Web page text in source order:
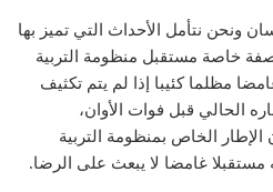
ونحن نتأمل الأحداث التي تميز بها
خاصة مستقبل منظومة التربية
مظلما كئيبا إذا لم يتم تكثيف
الحالي قبل فوات الأوان،
الخاص بمنظومة التربية